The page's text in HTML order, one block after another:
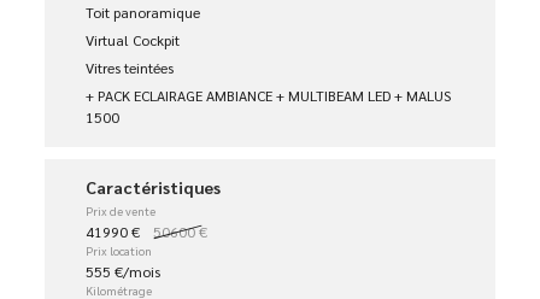
Toit panoramique
Virtual Cockpit
Vitres teintées
+ PACK ECLAIRAGE AMBIANCE + MULTIBEAM LED + MALUS
1500 
Caractéristiques
Prix de vente
41990 € 50600 €
Prix location
555 €/mois
Kilométrage